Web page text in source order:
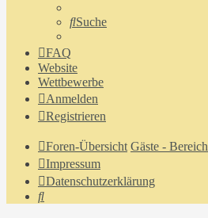
Suche
FAQ
Website
Wettbewerbe
Anmelden
Registrieren
Foren-Übersicht Gäste - Bereich
Impressum
Datenschutzerklärung
Suche